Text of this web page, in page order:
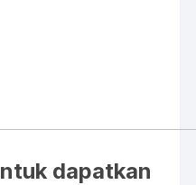
dapatkan